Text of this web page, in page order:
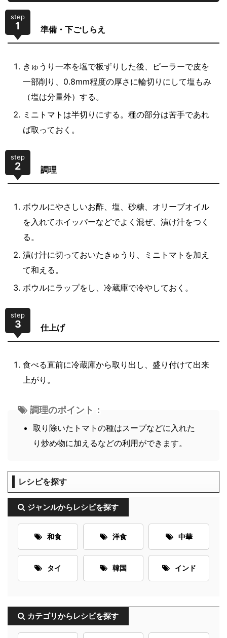
step
1 準備・下ごしらえ
きゅうり一本を塩で板ずりした後、ピーラーで皮を
一部削り、0.8mm程度の厚さに輪切りにして塩もみ
（塩は分量外）する。
ミニトマトは半切りにする。種の部分は苦手であれ
ば取っておく。
step
2 調理
ボウルにやさしいお酢、塩、砂糖、オリーブオイル
を入れてホイッパーなどでよく混ぜ、漬け汁をつく
る。
漬け汁に切っておいたきゅうり、ミニトマトを加え
て和える。
ボウルにラップをし、冷蔵庫で冷やしておく。
step
3 仕上げ
食べる直前に冷蔵庫から取り出し、盛り付けて出来
上がり。
調理のポイント：
取り除いたトマトの種はスープなどに入れた
り炒め物に加えるなどの利用ができます。
レシピを探す
ジャンルからレシピを探す
和食 洋食 中華
タイ 韓国 インド
カテゴリからレシピを探す